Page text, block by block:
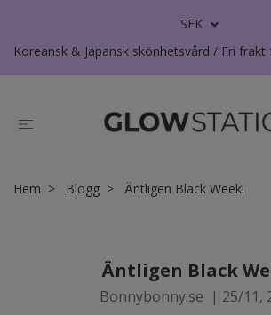
SEK
Koreansk & Japansk skönhetsvård / Fri frakt
Hem Blogg Äntligen Black Week!
Äntligen Black
Bonnybonny.se | 25/11,